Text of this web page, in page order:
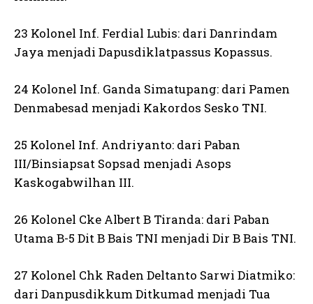
23 Kolonel Inf. Ferdial Lubis: dari Danrindam
Jaya menjadi Dapusdiklatpassus Kopassus.
24 Kolonel Inf. Ganda Simatupang: dari Pamen
Denmabesad menjadi Kakordos Sesko TNI.
25 Kolonel Inf. Andriyanto: dari Paban
III/Binsiapsat Sopsad menjadi Asops
Kaskogabwilhan III.
26 Kolonel Cke Albert B Tiranda: dari Paban
Utama B-5 Dit B Bais TNI menjadi Dir B Bais TNI.
27 Kolonel Chk Raden Deltanto Sarwi Diatmiko:
dari Danpusdikkum Ditkumad menjadi Tua